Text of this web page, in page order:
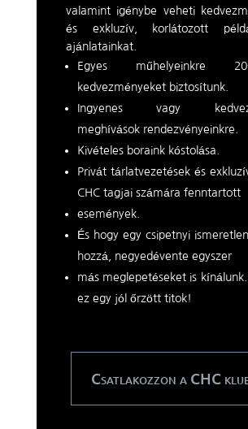
valamint igénybe veheti
és exkluzív, korlátozott
ajánlatainkat.
Egyes műhelyeinkre 20-
kedvezményeket biztosítunk.
Ingyenes vagy
meghívások rendezvényeinkre.
Kivételes boraink kóstolása.
Privát tárlatvezetések és
CHC tagjai számára fenntartott
események.
És hogy egy csipetnyi
hozzá, negyedévente egyszer
más meglepetéseket is kínálunk.
ez egy jól őrzött titok!
Csatlakozzon a CHC